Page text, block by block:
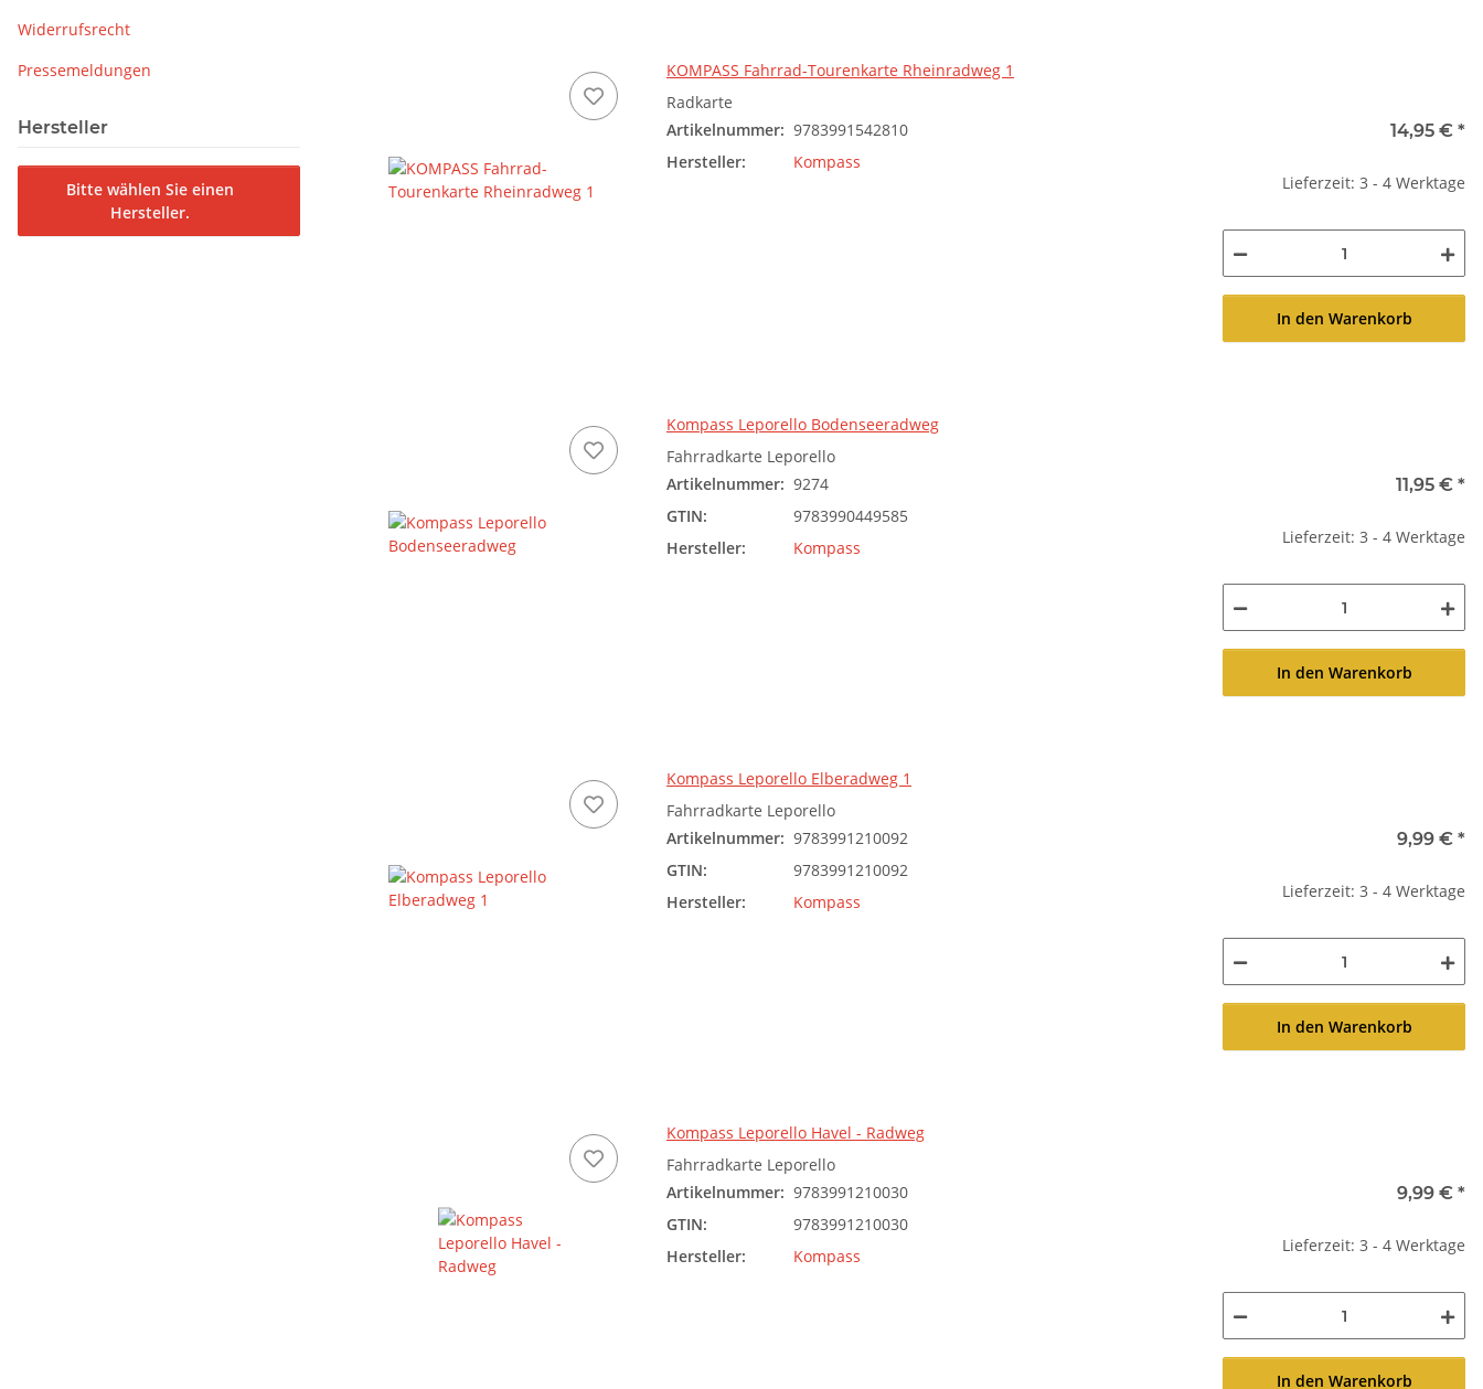
KOMPASS Fahrrad-Tourenkarte Rheinradweg 1
Radkarte
Artikelnummer: 9783991542810
Hersteller:
Kompass
14,95 € *
Lieferzeit: 3 - 4 Werktage
In den Warenkorb
Kompass Leporello Bodenseeradweg
Fahrradkarte Leporello
Artikelnummer: 9274
GTIN:
9783990449585
Hersteller:
Kompass
11,95 € *
Lieferzeit: 3 - 4 Werktage
In den Warenkorb
Kompass Leporello Elberadweg 1
Fahrradkarte Leporello
Artikelnummer: 9783991210092
GTIN:
9783991210092
Hersteller:
Kompass
9,99 € *
Lieferzeit: 3 - 4 Werktage
In den Warenkorb
Kompass Leporello Havel - Radweg
Fahrradkarte Leporello
Artikelnummer: 9783991210030
GTIN:
9783991210030
Hersteller:
Kompass
9,99 € *
Lieferzeit: 3 - 4 Werktage
In den Warenkorb
Widerrufsrecht
Pressemeldungen
Hersteller
Bitte wählen Sie einen
Hersteller.